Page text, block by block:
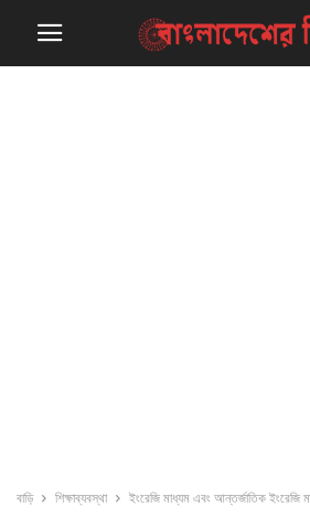
বাড়ি শিক্ষাব্যবস্থা ইংরেজি মাধ্যম এবং আন্তর্জাতিক ইংরেজি